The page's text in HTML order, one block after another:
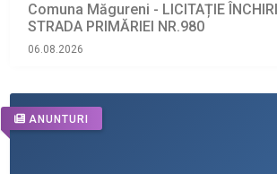
Comuna Măgureni - LICITAȚIE
STRADA PRIMĂRIEI NR.980
06.08.2026
ANUNTURI